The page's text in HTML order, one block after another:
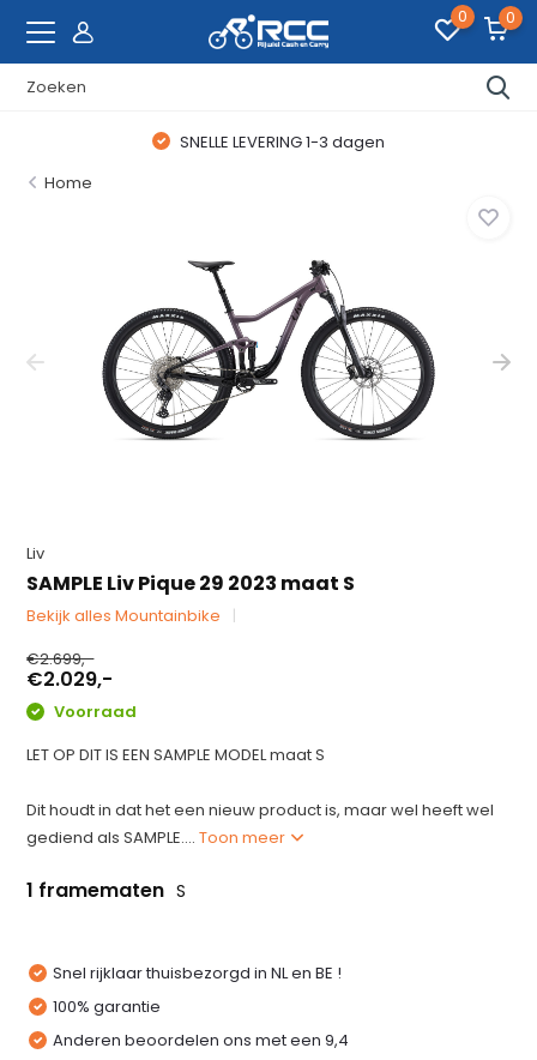
0 0
SNELLE LEVERING 1-3 dagen
Home
Liv
SAMPLE Liv Pique 29 2023 maat S
Bekijk alles Mountainbike
€2.699,-
€2.029,-
Voorraad
LET OP DIT IS EEN SAMPLE MODEL maat S
Dit houdt in dat het een nieuw product is, maar wel heeft wel
gediend als SAMPLE....Toon meer
1 framematen S
Snel rijklaar thuisbezorgd in NL en BE !
100% garantie
Anderen beoordelen ons met een 9,4